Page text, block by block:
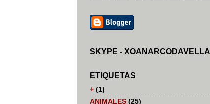
SKYPE - XOANARCODAVELLA
ETIQUETAS
+ (1)
ANIMALES (25)